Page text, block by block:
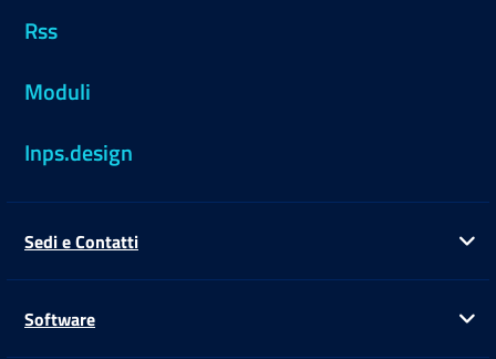
Rss
Moduli
Inps.design
Sedi e Contatti
Software